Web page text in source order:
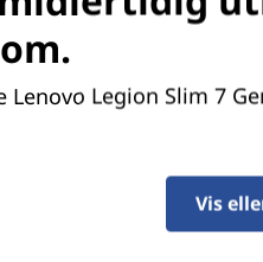
Lenovo Legion Slim 7
Vis